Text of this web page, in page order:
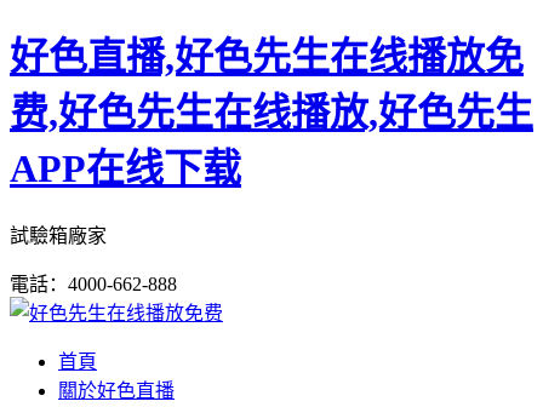
好色直播,好色先生在线播放免
费,好色先生在线播放,好色先生
APP在线下载
試驗箱廠家
電話：4000-662-888
首頁
關於好色直播